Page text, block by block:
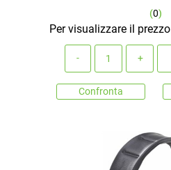
(0)
Per visualizzare il prezzo
Confronta